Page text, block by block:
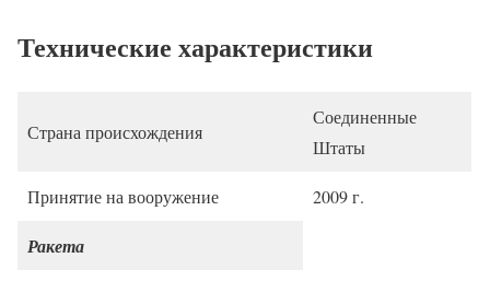
Технические характеристики
Страна происхождения
Соединенные
Штаты
Принятие на вооружение 2009 г.
Ракета